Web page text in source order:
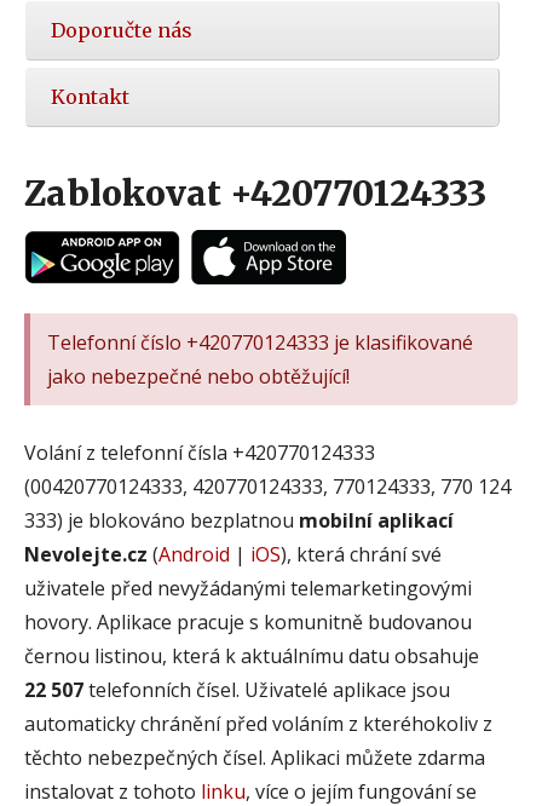
Doporučte nás
Kontakt
Zablokovat +420770124333
Telefonní číslo +420770124333 je klasifikované
jako nebezpečné nebo obtěžující!
Volání z telefonní čísla +420770124333
(00420770124333, 420770124333, 770124333, 770 124
333) je blokováno bezplatnou mobilní aplikací
Nevolejte.cz (Android | iOS), která chrání své
uživatele před nevyžádanými telemarketingovými
hovory. Aplikace pracuje s komunitně budovanou
černou listinou, která k aktuálnímu datu obsahuje
22 507telefonních čísel. Uživatelé aplikace jsou
automaticky chránění před voláním z kteréhokoliv z
těchto nebezpečných čísel. Aplikaci můžete zdarma
instalovat z tohoto linku, více o jejím fungování se